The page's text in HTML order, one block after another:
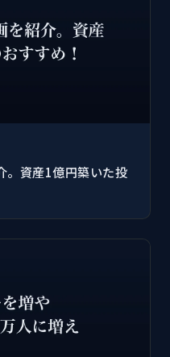
。資産1億円築いた投